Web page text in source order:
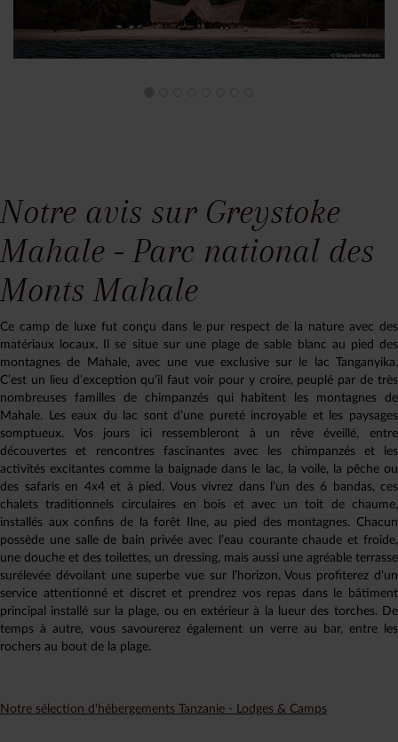
Notre avis sur Greystoke
Mahale - Parc national des
Monts Mahale
Ce camp de luxe fut conçu dans le pur respect de la nature avec des
matériaux locaux. Il se situe sur une plage de sable blanc au pied des
montagnes de Mahale, avec une vue exclusive sur le lac Tanganyika.
C’est un lieu d’exception qu’il faut voir pour y croire, peuplé par de très
nombreuses familles de chimpanzés qui habitent les montagnes de
Mahale. Les eaux du lac sont d’une pureté incroyable et les paysages
somptueux. Vos jours ici ressembleront à un rêve éveillé, entre
découvertes et rencontres fascinantes avec les chimpanzés et les
activités excitantes comme la baignade dans le lac, la voile, la pêche ou
des safaris en 4x4 et à pied. Vous vivrez dans l’un des 6 bandas, ces
chalets traditionnels circulaires en bois et avec un toit de chaume,
installés aux confins de la forêt Ilne, au pied des montagnes. Chacun
possède une salle de bain privée avec l’eau courante chaude et froide,
une douche et des toilettes, un dressing, mais aussi une agréable terrasse
surélevée dévoilant une superbe vue sur l’horizon. Vous profiterez d’un
service attentionné et discret et prendrez vos repas dans le bâtiment
principal installé sur la plage, ou en extérieur à la lueur des torches. De
temps à autre, vous savourerez également un verre au bar, entre les
rochers au bout de la plage.
Notre sélection d'hébergements Tanzanie - Lodges & Camps